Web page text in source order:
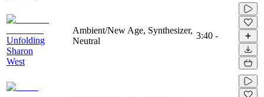
Unfolding
Sharon
West
Ambient/New Age, Synthesizer,
Neutral
3:40 -